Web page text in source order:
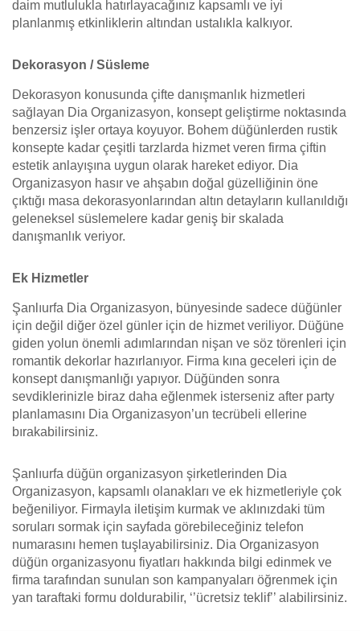
daim mutlulukla hatırlayacağınız kapsamlı ve iyi
planlanmış etkinliklerin altından ustalıkla kalkıyor.
Dekorasyon / Süsleme
Dekorasyon konusunda çifte danışmanlık hizmetleri
sağlayan Dia Organizasyon, konsept geliştirme noktasında
benzersiz işler ortaya koyuyor. Bohem düğünlerden rustik
konsepte kadar çeşitli tarzlarda hizmet veren firma çiftin
estetik anlayışına uygun olarak hareket ediyor. Dia
Organizasyon hasır ve ahşabın doğal güzelliğinin öne
çıktığı masa dekorasyonlarından altın detayların kullanıldığı
geleneksel süslemelere kadar geniş bir skalada
danışmanlık veriyor.
Ek Hizmetler
Şanlıurfa Dia Organizasyon, bünyesinde sadece düğünler
için değil diğer özel günler için de hizmet veriliyor. Düğüne
giden yolun önemli adımlarından nişan ve söz törenleri için
romantik dekorlar hazırlanıyor. Firma kına geceleri için de
konsept danışmanlığı yapıyor. Düğünden sonra
sevdiklerinizle biraz daha eğlenmek isterseniz after party
planlamasını Dia Organizasyon’un tecrübeli ellerine
bırakabilirsiniz.
Şanlıurfa düğün organizasyon şirketlerinden Dia
Organizasyon, kapsamlı olanakları ve ek hizmetleriyle çok
beğeniliyor. Firmayla iletişim kurmak ve aklınızdaki tüm
soruları sormak için sayfada görebileceğiniz telefon
numarasını hemen tuşlayabilirsiniz. Dia Organizasyon
düğün organizasyonu fiyatları hakkında bilgi edinmek ve
firma tarafından sunulan son kampanyaları öğrenmek için
yan taraftaki formu doldurabilir, ‘’ücretsiz teklif’’ alabilirsiniz.